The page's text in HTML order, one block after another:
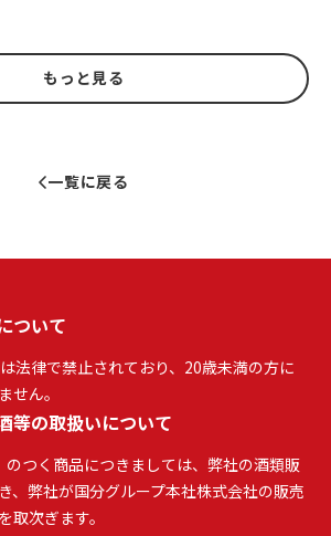
もっと見る
一覧に戻る
ついて
法律で禁止されており、20歳未満の方に
せん。
等の取扱いについて
のつく商品につきましては、弊社の酒類販
、弊社が国分グループ本社株式会社の販売
取次ぎます。